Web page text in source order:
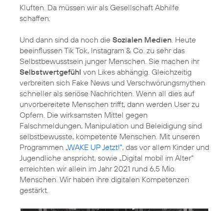
Kluften. Da müssen wir als Gesellschaft Abhilfe
schaffen.
Und dann sind da noch die Sozialen Medien . Heute
beeinflussen Tik Tok, Instagram & Co. zu sehr das
Selbstbewusstsein junger Menschen. Sie machen ihr
Selbstwertgefühl von Likes abhängig. Gleichzeitig
verbreiten sich Fake News und Verschwörungsmythen
schneller als seriöse Nachrichten. Wenn all dies auf
unvorbereitete Menschen trifft, dann werden User zu
Opfern. Die wirksamsten Mittel gegen
Falschmeldungen, Manipulation und Beleidigung sind
selbstbewusste, kompetente Menschen. Mit unseren
Programmen „WAKE UP Jetzt!”, das vor allem Kinder und
Jugendliche anspricht, sowie „Digital mobil im Alter“
erreichten wir allein im Jahr 2021 rund 6,5 Mio.
Menschen. Wir haben ihre digitalen Kompetenzen
gestärkt.